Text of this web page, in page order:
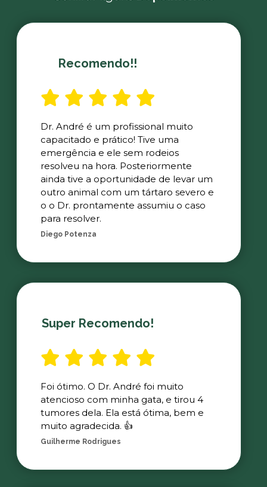
Recomendo!!
Dr. André é um profissional muito
capacitado e prático! Tive uma
emergência e ele sem rodeios
resolveu na hora. Posteriormente
ainda tive a oportunidade de levar um
outro animal com um tártaro severo e
o o Dr. prontamente assumiu o caso
para resolver.
Diego Potenza
Super Recomendo!
Foi ótimo. O Dr. André foi muito
atencioso com minha gata, e tirou 4
tumores dela. Ela está ótima, bem e
muito agradecida. 👍
Guilherme Rodrigues